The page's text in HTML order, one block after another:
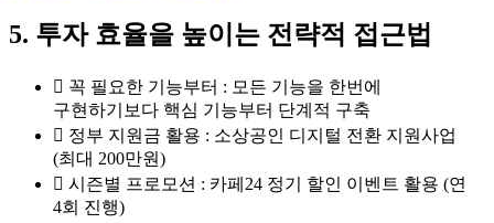
5. 투자 효율을 높이는 전략적 접근법
꼭 필요한 기능부터 : 모든 기능을 한번에
구현하기보다 핵심 기능부터 단계적 구축
정부 지원금 활용 : 소상공인 디지털 전환 지원사업
(최대 200만원)
시즌별 프로모션 : 카페24 정기 할인 이벤트 활용 (연
4회 진행)